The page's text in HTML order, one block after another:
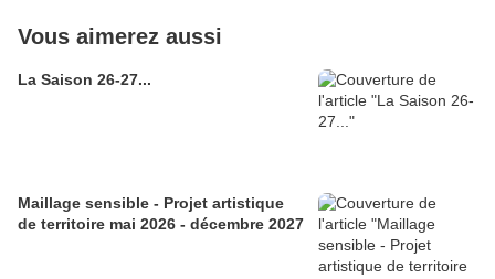
Vous aimerez aussi
La Saison 26-27...
Maillage sensible - Projet artistique
de territoire mai 2026 - décembre 2027